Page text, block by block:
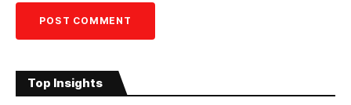
Top Insights